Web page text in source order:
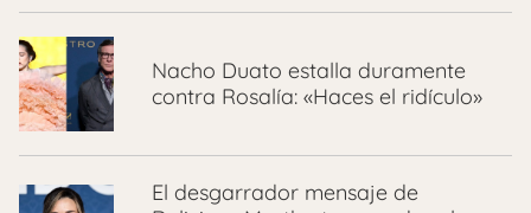
Nacho Duato estalla duramente
contra Rosalía: «Haces el ridículo»
El desgarrador mensaje de